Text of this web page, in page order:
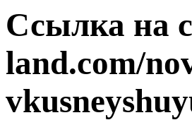
Ссылка на
land.com/